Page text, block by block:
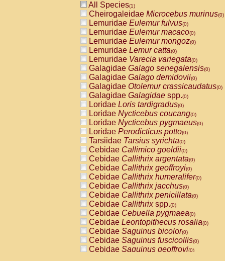
All Species(1)
Cheirogaleidae Microcebus murinus(0)
Lemuridae Eulemur fulvus(0)
Lemuridae Eulemur macaco(0)
Lemuridae Eulemur mongoz(0)
Lemuridae Lemur catta(0)
Lemuridae Varecia variegata(0)
Galagidae Galago senegalensis(0)
Galagidae Galago demidovii(0)
Galagidae Otolemur crassicaudatus(0)
Galagidae Galagidae spp.(0)
Loridae Loris tardigradus(0)
Loridae Nycticebus coucang(0)
Loridae Nycticebus pygmaeus(0)
Loridae Perodicticus potto(0)
Tarsiidae Tarsius syrichta(0)
Cebidae Callimico goeldii(0)
Cebidae Callithrix argentata(0)
Cebidae Callithrix geoffroyi(0)
Cebidae Callithrix humeralifer(0)
Cebidae Callithrix jacchus(0)
Cebidae Callithrix penicillata(0)
Cebidae Callithrixspp.(0)
Cebidae Cebuella pygmaea(0)
Cebidae Leontopithecus rosalia(0)
Cebidae Saguinus bicolor(0)
Cebidae Saguinus fuscicollis(0)
Cebidae Saguinus geoffroyi(0)